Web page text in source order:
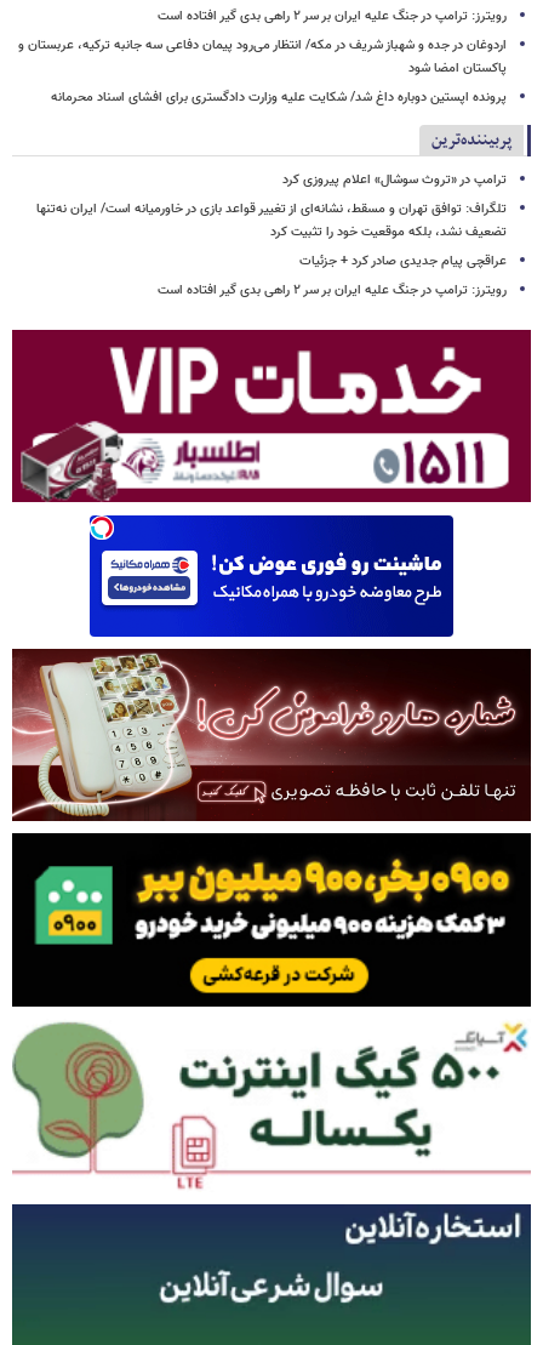
رویترز: ترامپ در جنگ علیه ایران بر سر ۲ راهی بدی گیر افتاده است
اردوغان در جده و شهباز شریف در مکه/ انتظار می‌رود پیمان دفاعی سه جانبه ترکیه، عربستان و
پاکستان امضا شود
پرونده اپستین دوباره داغ شد/ شکایت علیه وزارت دادگستری برای افشای اسناد محرمانه
پربیننده‌ترین
ترامپ در «تروث سوشال» اعلام پیروزی کرد
تلگراف: توافق تهران و مسقط، نشانه‌ای از تغییر قواعد بازی در خاورمیانه است/ ایران نه‌تنها
تضعیف نشد، بلکه موقعیت خود را تثبیت کرد
عراقچی پیام جدیدی صادر کرد + جزئیات
رویترز: ترامپ در جنگ علیه ایران بر سر ۲ راهی بدی گیر افتاده است